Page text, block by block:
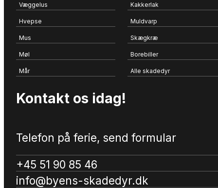
Væggelus Kakkerlak
Hvepse Muldvarp
Mus Skægkræ
Møl Borebiller
Mår Alle skadedyr
Kontakt os idag!
Telefon på ferie, send formular
+45 51 90 85 46
info@byens-skadedyr.dk